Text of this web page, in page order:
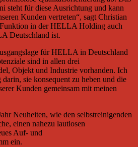
steht für diese Ausrichtung und kann
Kunden vertreten“, sagt Christian
Funktion in der HELLA Holding auch
Deutschland ist.
für HELLA in Deutschland
sind in allen drei
Objekt und Industrie vorhanden. Ich
sie konsequent zu heben und die
Kunden gemeinsam mit meinen
Neuheiten, wie den selbstreinigenden
einen nahezu lautlosen
Auf- und
ein.